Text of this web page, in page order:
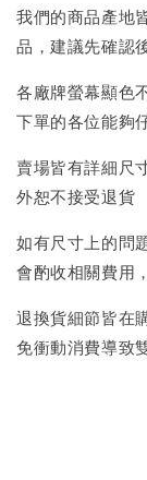
我們的商品產地
品，建議先確認
各廠牌螢幕顯色
下單的各位能夠
賣場皆有詳細尺
外恕不接受退貨
如有尺寸上的問
會酌收相關費用
退換貨細節皆在
免衝動消費導致